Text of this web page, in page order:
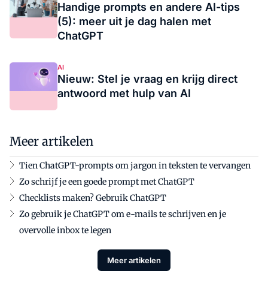
Handige prompts en andere AI-tips
(5): meer uit je dag halen met
ChatGPT
AI
Nieuw: Stel je vraag en krijg direct
antwoord met hulp van AI
Meer artikelen
Tien ChatGPT-prompts om jargon in teksten te vervangen
Zo schrijf je een goede prompt met ChatGPT
Checklists maken? Gebruik ChatGPT
Zo gebruik je ChatGPT om e-mails te schrijven en je
overvolle inbox te legen
Meer artikelen